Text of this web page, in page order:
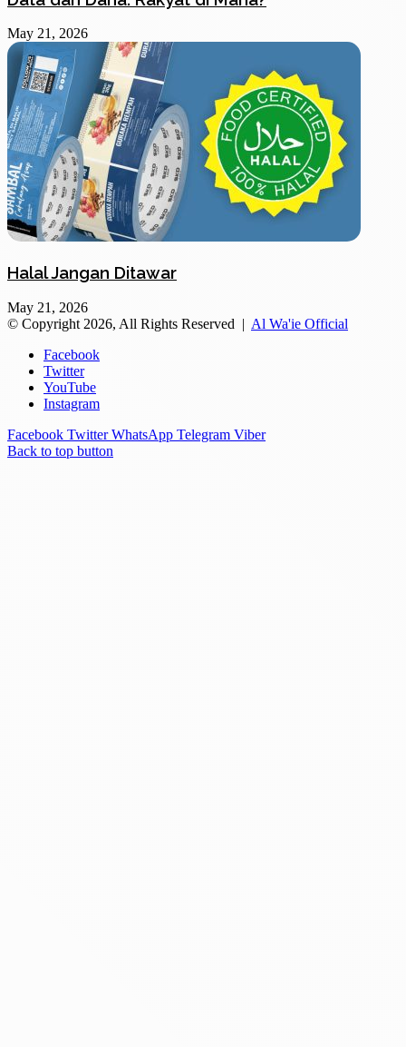
May 21, 2026
Halal Jangan Ditawar
May 21, 2026
© Copyright 2026, All Rights Reserved | Al Wa'ie Official
Facebook
Twitter
YouTube
Instagram
Facebook Twitter WhatsApp Telegram Viber
Back to top button